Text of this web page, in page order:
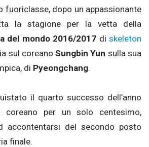
fuoriclasse, dopo un appassionante
la stagione per la vetta della
del mondo 2016/2017 diskeleton
sul coreanoSungbin Yun sulla sua
di Pyeongchang.
il quarto successo dell’anno
coreano per un solo centesimo,
accontentarsi del secondo posto
finale.